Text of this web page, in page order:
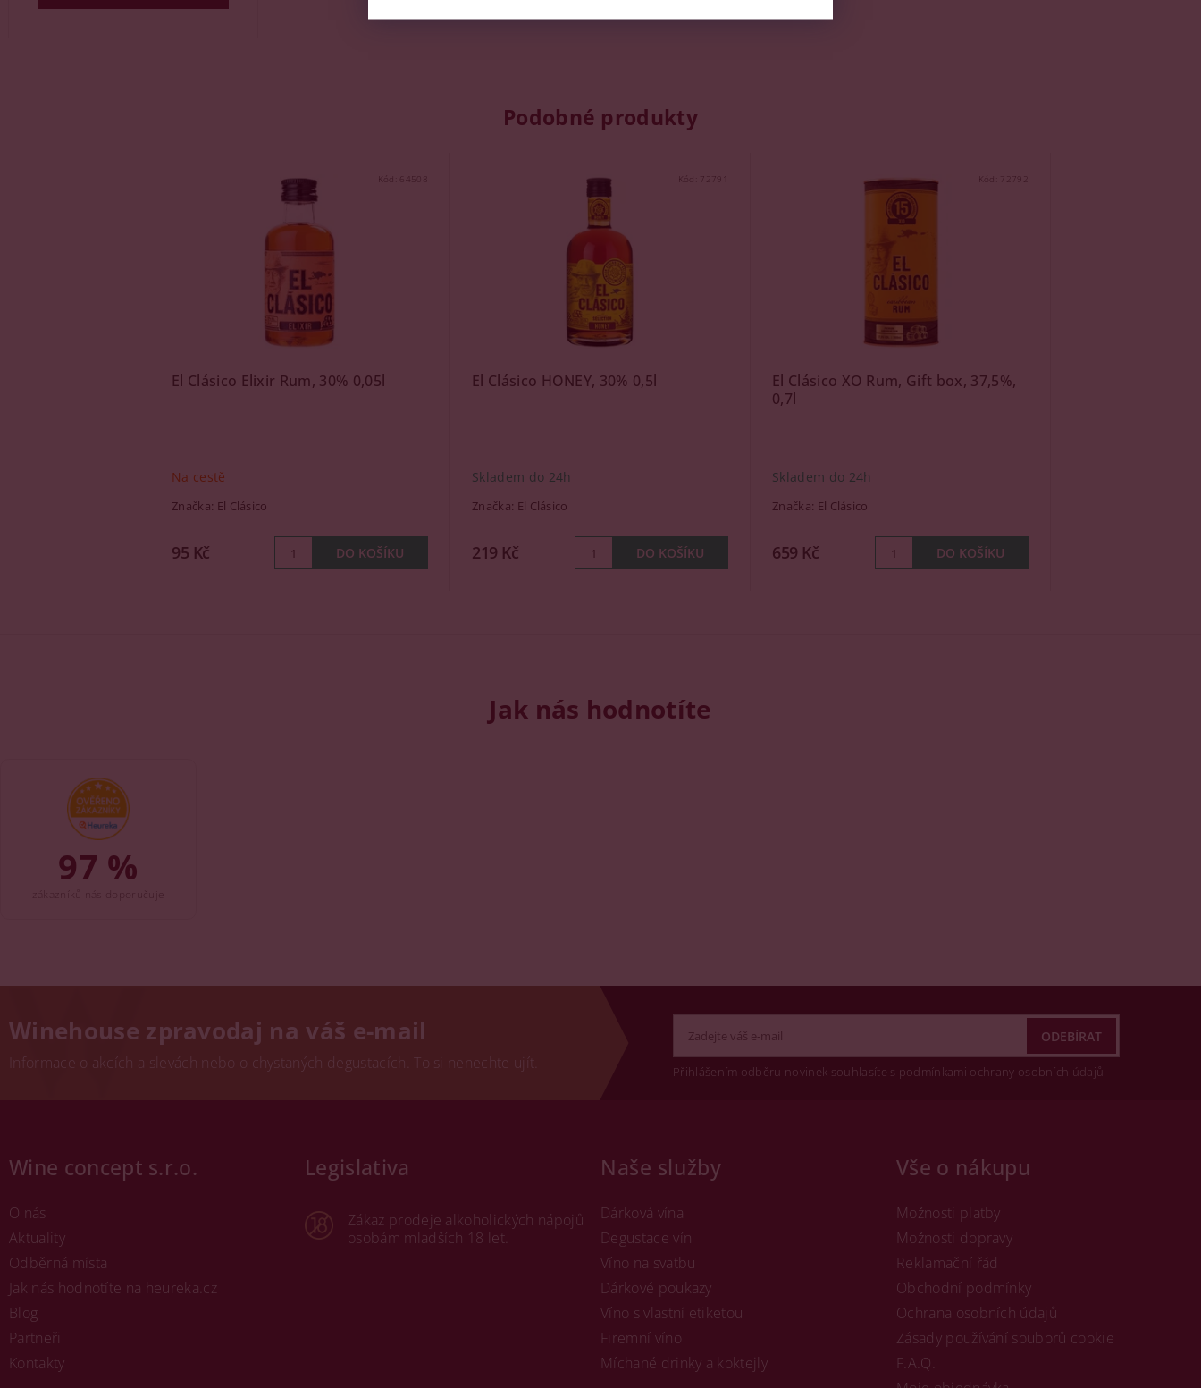
Podobné produkty
Kód: 64508
El Clásico Elixir Rum, 30% 0,05l
Na cestě
Značka: El Clásico
95 Kč
Kód: 72791
El Clásico HONEY, 30% 0,5l
Skladem do 24h
Značka: El Clásico
219 Kč
Kód: 72792
El Clásico XO Rum, Gift box, 37,5%,
0,7l
Skladem do 24h
Značka: El Clásico
659 Kč
Jak nás hodnotíte
97 %
Winehouse zpravodaj na váš e-mail
Informace o akcích a slevách nebo o chystaných degustacích. To si nenechte ujít. Přihlášením odběru novinek souhlasíte s podmínkami ochrany osobních údajů
Wine concept s.r.o.
O nás
Aktuality
Odběrná místa
Jak nás hodnotíte na heureka.cz
Blog
Partneři
Kontakty
Legislativa
Zákaz prodeje alkoholických nápojů
osobám mladších 18 let.
Naše služby
Dárková vína
Degustace vín
Víno na svatbu
Dárkové poukazy
Víno s vlastní etiketou
Firemní víno
Míchané drinky a koktejly
Vše o nákupu
Možnosti platby
Možnosti dopravy
Reklamační řád
Obchodní podmínky
Ochrana osobních údajů
Zásady používání souborů cookie
F.A.Q.